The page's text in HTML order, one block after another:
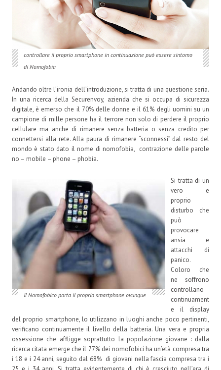
controllare il proprio smartphone in continuazione può essere sintomo
di Nomofobia
Andando oltre l’ironia dell’introduzione, si tratta di una questione seria.
In una ricerca della Securenvoy, azienda che si occupa di sicurezza
digitale, è emerso che il 70% delle donne e il 61% degli uomini su un
campione di mille persone ha il terrore non solo di perdere il proprio
cellulare ma anche di rimanere senza batteria o senza credito per
connettersi alla rete. Alla paura di rimanere “sconnessi” dal resto del
mondo è stato dato il nome di nomofobia, contrazione delle parole
no – mobile – phone – phobia.
Il Nomofobico porta il proprio smartphone ovunque
Si tratta di un
vero e
proprio
disturbo che
può
provocare
ansia e
attacchi di
panico.
Coloro che
ne soffrono
controllano
continuament
e il display
del proprio smartphone, lo utilizzano in luoghi anche poco pertinenti,
verificano continuamente il livello della batteria. Una vera e propria
ossessione che affligge soprattutto la popolazione giovane : dalla
ricerca citata emerge che il 77% dei nomofobici ha un’età compresa tra
i 18 e i 24 anni, seguito dal 68% di giovani nella fascia compresa tra i